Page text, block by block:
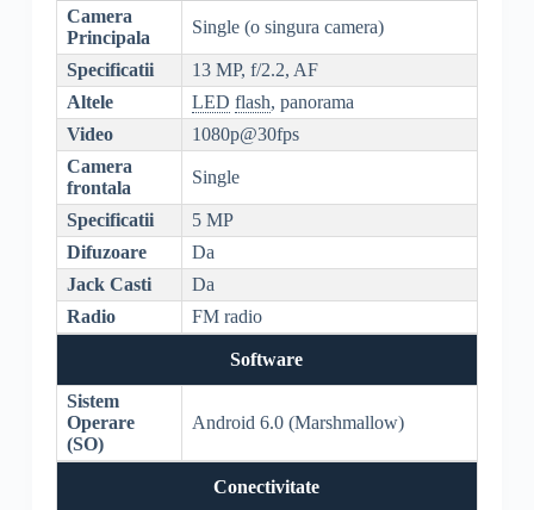
Camera
Principala
Single (o singura camera)
Specificatii
13 MP, f/2.2, AF
Altele
LED flash, panorama
Video
1080p@30fps
Camera
frontala
Single
Specificatii
5 MP
Difuzoare
Da
Jack Casti
Da
Radio
FM radio
Software
Sistem
Operare
(SO)
Android 6.0 (Marshmallow)
Conectivitate